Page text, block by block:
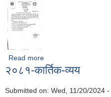
Read more
२०८१-कार्तिक-व्यय
Submitted on: Wed, 11/20/2024 -